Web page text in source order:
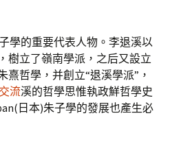
學的重要代表人物。李退溪以
樹立了嶺南學派，之后又設立
熹哲學，并創立“退溪學派”，
交流溪的哲學思惟執政鮮哲學史
日本)朱子學的發展也產生必